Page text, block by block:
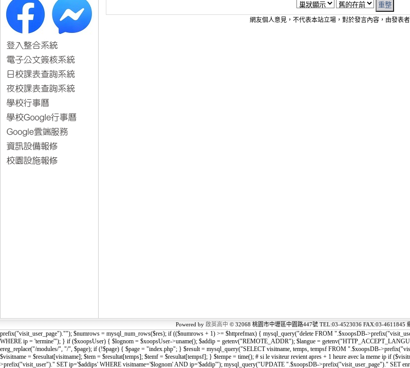
網友個人意見，不代表本站立場，對於發言內容，由發表者
Powered by 啟英高中 © 32068 桃園市中壢區中園路447號 TEL:03-4523036 FAX:03-4611845
prefix("visit_user_page").""); $numrows = mysql_num_rows($res); if (($numrows + 1) >= $httprefmax) { mysql_query("delete FROM ".$xoopsDB-
WHERE ip = 'termine'"); } if ($xoopsUser) { $lognom = $xoopsUser->uname(); $addip = getenv("REMOTE_ADDR"); $langue =
ereg_replace("/modules/", "/", $page); if (!$page) { $page = "index.php"; } $result = mysql_query("SELECT visitname, temps, tempsf FROM ".$xoopsDB-
$visitname = $resultat[visitname]; $tem = $resultat[temps]; $temf = $resultat[tempsf]; } $tempe = time(); # si le visiteur revient apres + 1 heure avec la meme ip if
>prefix("visit_user")." SET ip='$addips' WHERE visitname='$lognom' AND ip='$addip'"); mysql_query("UPDATE ".$xoopsDB->prefix("visit_user_page")." SET